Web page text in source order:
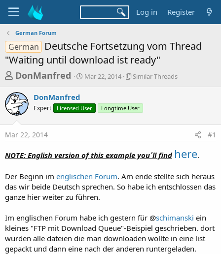
Log in Register
German Forum
German
Deutsche Fortsetzung vom Thread
"Waiting until download ist ready"
T
r
e
a
d
t
a
r
t
r
DonManfred
S
t
a
Mar 22, 2014
S
l
r
r
e
d
s
Similar Threads
DonManfred
Expert Licensed User Longtime User
Mar 22, 2014 #1
NOTE: English version of this example you´ll find here.
Der Beginn im englischen Forum. Am ende stellte sich heraus
das wir beide Deutsch sprechen. So habe ich entschlossen das
ganze hier weiter zu führen.
Im englischen Forum habe ich gestern für @schimanski ein
kleines "FTP mit Download Queue"-Beispiel geschrieben. dort
wurden alle dateien die man downloaden wollte in eine list
gepackt und dann eine nach der anderen runtergeladen.